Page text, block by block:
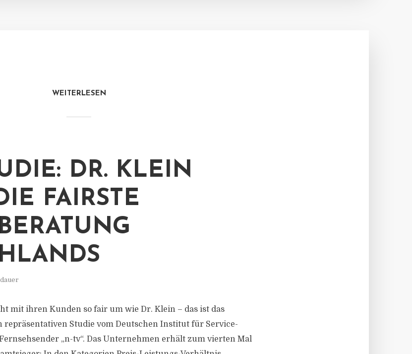
WEITERLESEN
DR. KLEIN
FAIRSTE
mit ihren Kunden so fair um wie Dr. Klein – das ist das
repräsentativen Studie vom Deutschen Institut für Service-
„n-tv“. Das Unternehmen erhält zum vierten Mal